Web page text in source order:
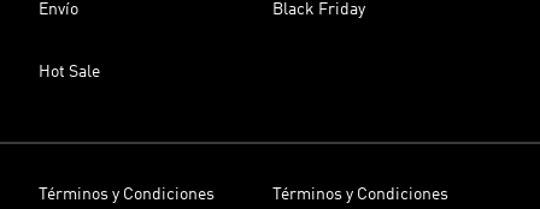
Envío Black Friday
Hot Sale
Términos y Condiciones
Términos y Condiciones